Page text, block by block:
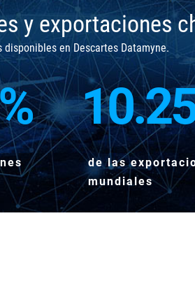
y exportaciones
en Descartes Datamyne.
de las
mundiales